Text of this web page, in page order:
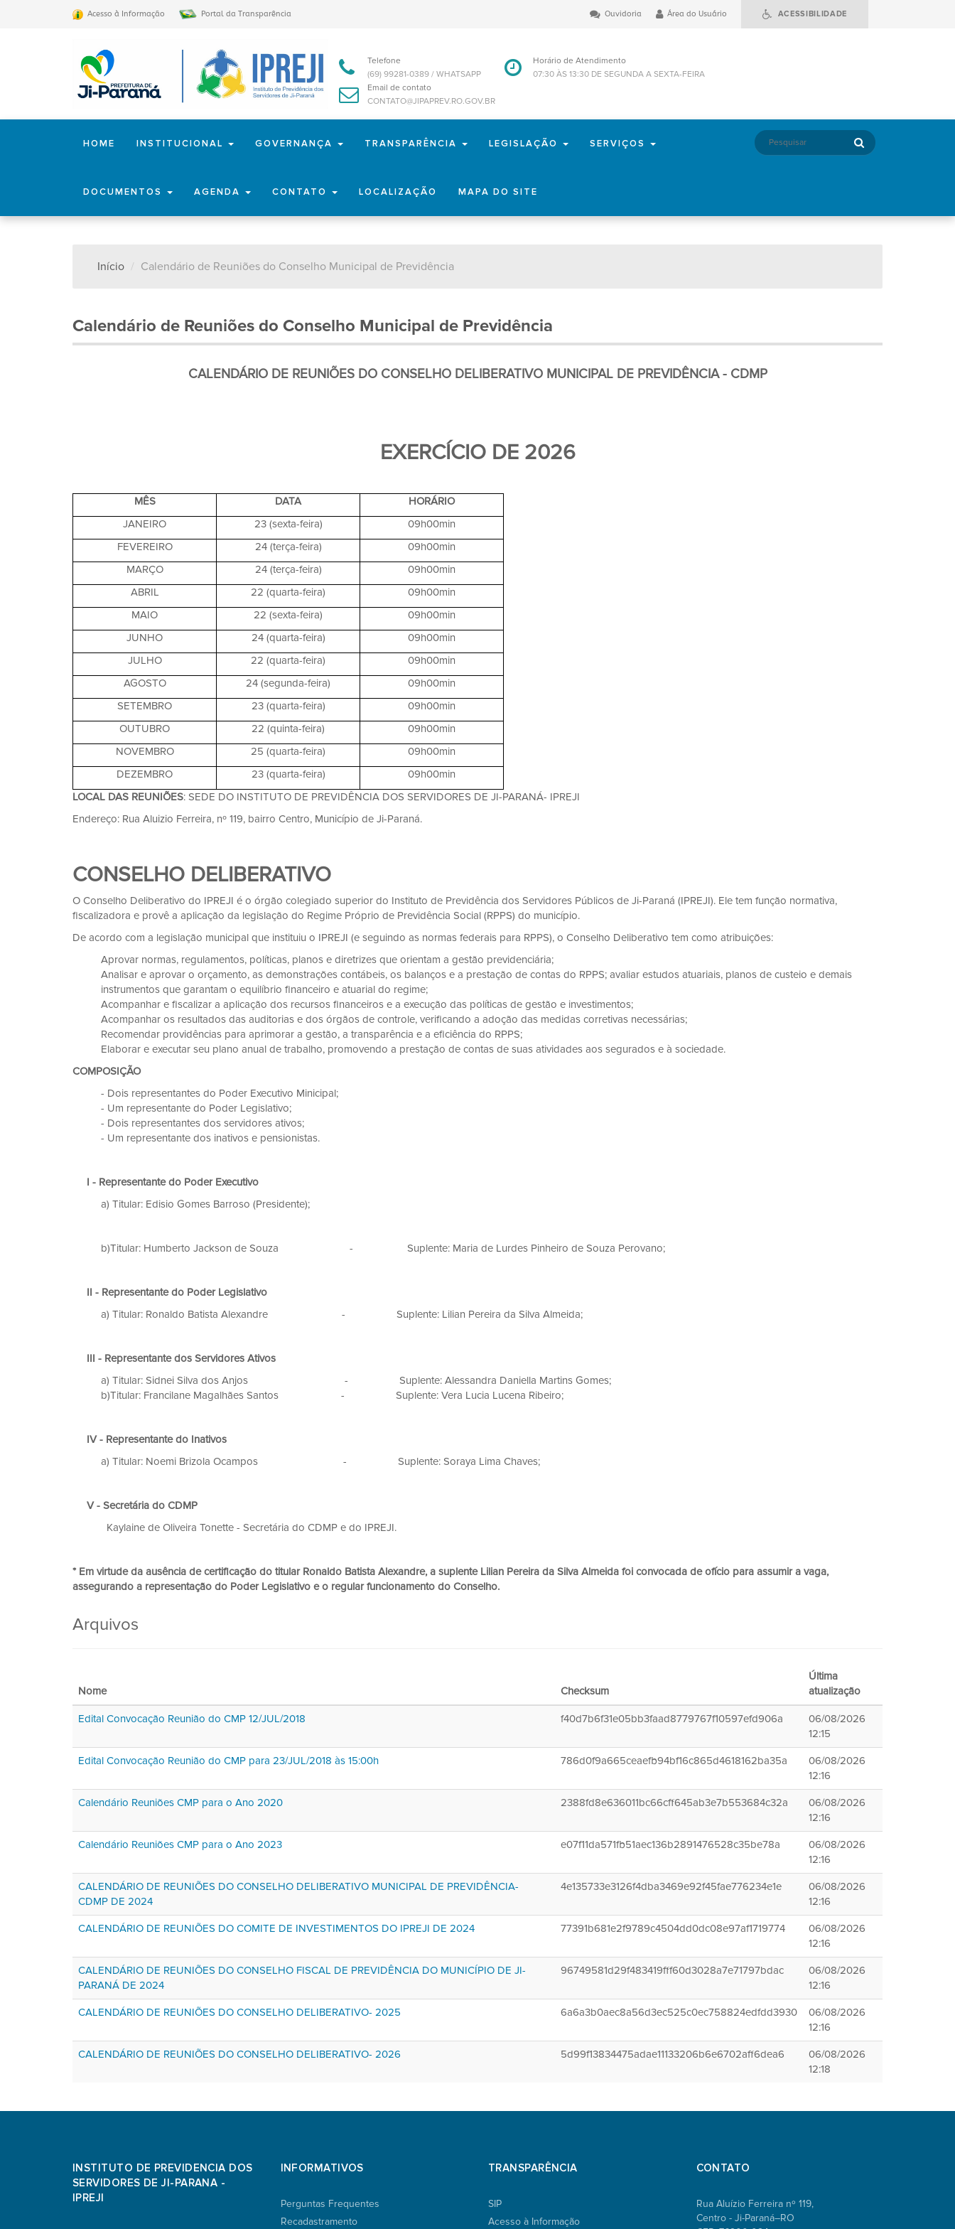
Acesso à Informação Portal da Transparência ACESSIBILIDADE
Área do Usuário
Ouvidoria
Telefone
(69) 99281-0389 / WHATSAPP
Horário de Atendimento
07:30 ÀS 13:30 DE SEGUNDA A SEXTA-FEIRA
Email de contato
CONTATO@JIPAPREV.RO.GOV.BR
HOME INSTITUCIONAL GOVERNANÇA TRANSPARÊNCIA LEGISLAÇÃO SERVIÇOS
DOCUMENTOS AGENDA CONTATO LOCALIZAÇÃO MAPA DO SITE
Início Calendário de Reuniões do Conselho Municipal de Previdência
Calendário de Reuniões do Conselho Municipal de Previdência
CALENDÁRIO DE REUNIÕES DO CONSELHO DELIBERATIVO MUNICIPAL DE PREVIDÊNCIA - CDMP
EXERCÍCIO DE 2026
MÊS DATA
HORÁRIO
JANEIRO
23 (sexta-feira)
09h00min
FEVEREIRO
24 (terça-feira)
09h00min
MARÇO
24 (terça-feira)
09h00min
ABRIL
22 (quarta-feira)
09h00min
MAIO
22 (sexta-feira)
09h00min
JUNHO
24 (quarta-feira)
09h00min
JULHO
22 (quarta-feira)
09h00min
AGOSTO
24 (segunda-feira)
09h00min
SETEMBRO
23 (quarta-feira)
09h00min
OUTUBRO
22 (quinta-feira)
09h00min
NOVEMBRO
25 (quarta-feira)
09h00min
DEZEMBRO
23 (quarta-feira)
09h00min
LOCAL DAS REUNIÕES: SEDE DO INSTITUTO DE PREVIDÊNCIA DOS SERVIDORES DE JI-PARANÁ- IPREJI
Endereço: Rua Aluizio Ferreira, nº 119, bairro Centro, Município de Ji-Paraná.
CONSELHO DELIBERATIVO
O Conselho Deliberativo do IPREJI é o órgão colegiado superior do Instituto de Previdência dos Servidores Públicos de Ji-Paraná (IPREJI). Ele tem função normativa,
fiscalizadora e provê a aplicação da legislação do Regime Próprio de Previdência Social (RPPS) do município.
De acordo com a legislação municipal que instituiu o IPREJI (e seguindo as normas federais para RPPS), o Conselho Deliberativo tem como atribuições:
Aprovar normas, regulamentos, políticas, planos e diretrizes que orientam a gestão previdenciária;
Analisar e aprovar o orçamento, as demonstrações contábeis, os balanços e a prestação de contas do RPPS; avaliar estudos atuariais, planos de custeio e demais
instrumentos que garantam o equilíbrio financeiro e atuarial do regime;
Acompanhar e fiscalizar a aplicação dos recursos financeiros e a execução das políticas de gestão e investimentos;
Acompanhar os resultados das auditorias e dos órgãos de controle, verificando a adoção das medidas corretivas necessárias;
Recomendar providências para aprimorar a gestão, a transparência e a eficiência do RPPS;
Elaborar e executar seu plano anual de trabalho, promovendo a prestação de contas de suas atividades aos segurados e à sociedade.
COMPOSIÇÃO
- Dois representantes do Poder Executivo Minicipal;
- Um representante do Poder Legislativo;
- Dois representantes dos servidores ativos;
- Um representante dos inativos e pensionistas.
I - Representante do Poder Executivo
a) Titular: Edisio Gomes Barroso (Presidente);
b)Titular: Humberto Jackson de Souza - Suplente: Maria de Lurdes Pinheiro de Souza Perovano;
II - Representante do Poder Legislativo
a) Titular: Ronaldo Batista Alexandre - Suplente: Lilian Pereira da Silva Almeida;
III - Representante dos Servidores Ativos
a) Titular: Sidnei Silva dos Anjos - Suplente: Alessandra Daniella Martins Gomes;
b)Titular: Francilane Magalhães Santos - Suplente: Vera Lucia Lucena Ribeiro;
IV - Representante do Inativos
a) Titular: Noemi Brizola Ocampos - Suplente: Soraya Lima Chaves;
V - Secretária do CDMP
Kaylaine de Oliveira Tonette - Secretária do CDMP e do IPREJI.
* Em virtude da ausência de certificação do titular Ronaldo Batista Alexandre, a suplente Lilian Pereira da Silva Almeida foi convocada de ofício para assumir a vaga,
assegurando a representação do Poder Legislativo e o regular funcionamento do Conselho.
Arquivos
Nome Checksum
Última
atualização
Edital Convocação Reunião do CMP 12/JUL/2018 f40d7b6f31e05bb3faad8779767f10597efd906a
06/08/2026
12:15
Edital Convocação Reunião do CMP para 23/JUL/2018 às 15:00h 786d0f9a665ceaefb94bf16c865d4618162ba35a
06/08/2026
12:16
Calendário Reuniões CMP para o Ano 2020 2388fd8e636011bc66cff645ab3e7b553684c32a
06/08/2026
12:16
Calendário Reuniões CMP para o Ano 2023 e07f11da571fb51aec136b2891476528c35be78a
06/08/2026
12:16
CALENDÁRIO DE REUNIÕES DO CONSELHO DELIBERATIVO MUNICIPAL DE PREVIDÊNCIA-
CDMP DE 2024
4e135733e3126f4dba3469e92f45fae776234e1e
06/08/2026
12:16
CALENDÁRIO DE REUNIÕES DO COMITE DE INVESTIMENTOS DO IPREJI DE 2024 77391b681e2f9789c4504dd0dc08e97af1719774
06/08/2026
12:16
CALENDÁRIO DE REUNIÕES DO CONSELHO FISCAL DE PREVIDÊNCIA DO MUNICÍPIO DE JI-
PARANÁ DE 2024
96749581d29f483419fff60d3028a7e71797bdac
06/08/2026
12:16
CALENDÁRIO DE REUNIÕES DO CONSELHO DELIBERATIVO- 2025 6a6a3b0aec8a56d3ec525c0ec758824edfdd3930
06/08/2026
12:16
CALENDÁRIO DE REUNIÕES DO CONSELHO DELIBERATIVO- 2026 5d99f13834475adae11133206b6e6702aff6dea6
06/08/2026
12:18
INSTITUTO DE PREVIDENCIA DOS
SERVIDORES DE JI-PARANA -
IPREJI
INFORMATIVOS
Perguntas Frequentes
Recadastramento
TRANSPARÊNCIA
SIP
Acesso à Informação
CONTATO
Rua Aluízio Ferreira nº 119,
Centro - Ji-Paraná–RO